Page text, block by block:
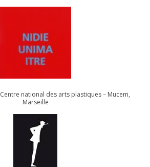
Centre natio­nal des arts plas­tiques – Mucem,
Marseille